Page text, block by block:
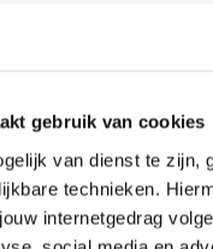
gebruik van cookies
van dienst te zijn,
technieken.
internetgedrag
neuen